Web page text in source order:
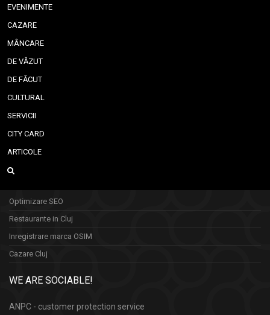
EVENIMENTE
CAZARE
MÂNCARE
DE VĂZUT
DE FĂCUT
CULTURAL
SERVICII
CITY CARD
ARTICOLE
Optimizare SEO
Restaurante in Cluj
Inregistrare marca OSIM
Cazare Cluj
WE ARE SOCIABLE!
ANPC - customer protection service